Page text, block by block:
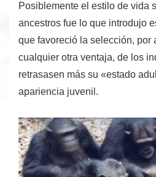
Posiblemente el estilo de vida
ancestros fue lo que introdujo
que favoreció la selección, por
cualquier otra ventaja, de los
retrasasen más su «estado
apariencia juvenil.